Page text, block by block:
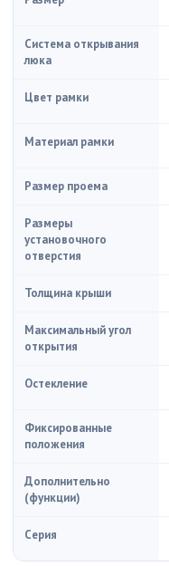
Система открывания
люка
Цвет рамки
Материал рамки
Размер проема
Размеры
установочного
отверстия
Толщина крыши
Максимальный угол
открытия
Остекление
Фиксированные
положения
Дополнительно
(функции)
Серия